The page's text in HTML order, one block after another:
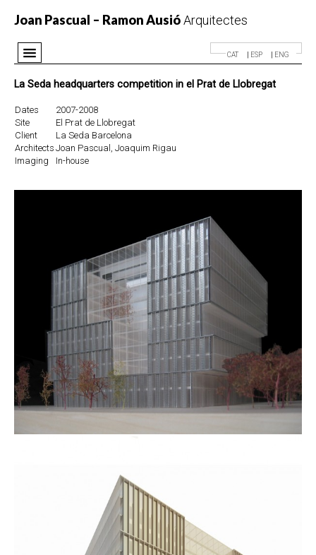
Joan Pascual – Ramon AusióArquitectes
Awards
News
CAT ESP ENG
La Seda headquarters competition in el Prat de Llobregat
Dates
2007-2008
Site
El Prat de Llobregat
Client
La Seda Barcelona
Architects Joan Pascual, Joaquim Rigau
Imaging
In-house